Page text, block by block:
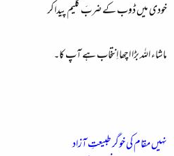
خودی میں ڈوب کے ضربَ کلیم پیدا کر
ماشاء اللہ بڑا اچھا اِنتخاب ہے آپ کا۔
نہیں مقام کی خوگر طبیعتِ آزاد